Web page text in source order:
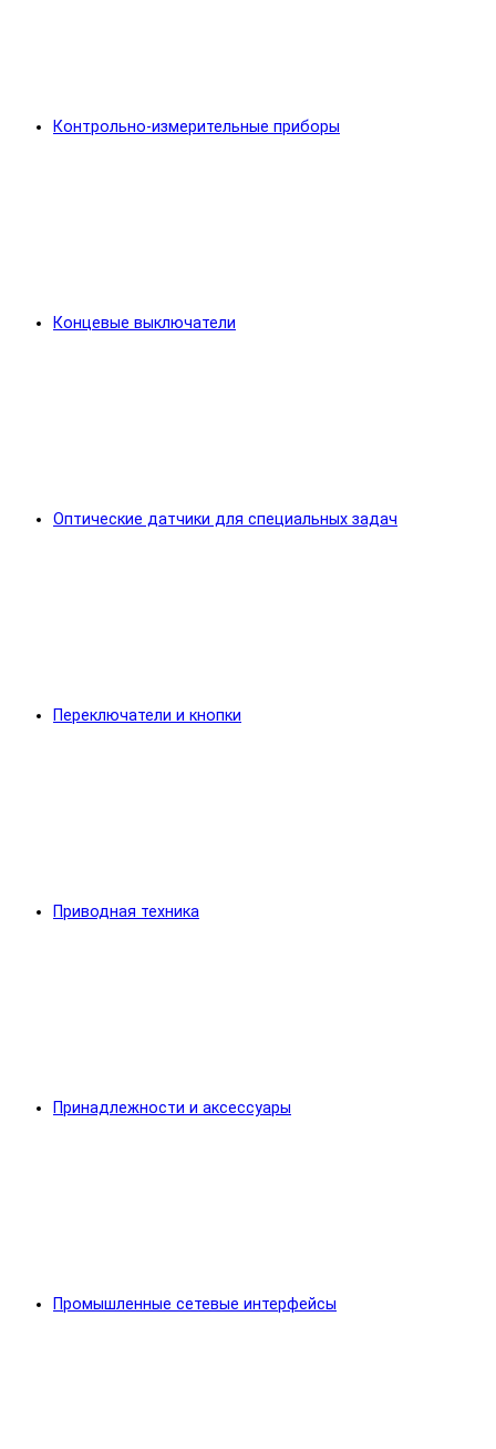
Контрольно-измерительные приборы
Концевые выключатели
Оптические датчики для специальных задач
Переключатели и кнопки
Приводная техника
Принадлежности и аксессуары
Промышленные сетевые интерфейсы